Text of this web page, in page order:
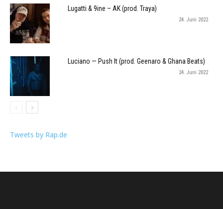
Lugatti & 9ine – AK (prod. Traya)
24. Juni 2022
Luciano — Push It (prod. Geenaro & Ghana Beats)
24. Juni 2022
Tweets by Rap.de